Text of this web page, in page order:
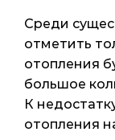
Среди
отметить
отопления
большое
К
отопления